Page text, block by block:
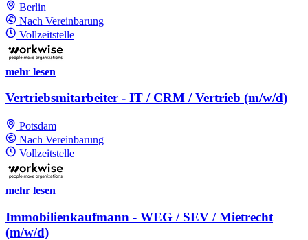
Berlin
Nach Vereinbarung
Vollzeitstelle
mehr lesen
Vertriebsmitarbeiter - IT / CRM / Vertrieb (m/w/d)
Potsdam
Nach Vereinbarung
Vollzeitstelle
mehr lesen
Immobilienkaufmann - WEG / SEV / Mietrecht
(m/w/d)